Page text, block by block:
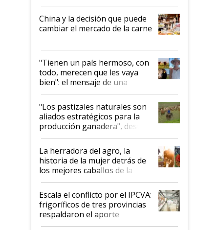
China y la decisión que puede
cambiar el mercado de la carne
"Tienen un país hermoso, con
todo, merecen que les vaya
bien": el mensaje de una
ganadera uruguaya sobre las
oportunidades que se abren
para el agro en Argentina, con
foco en la carne
"Los pastizales naturales son
aliados estratégicos para la
producción ganadera", destaca
la iniciativa que ya reúne a 46
establecimientos en Argentina
La herradora del agro, la
historia de la mujer detrás de
los mejores caballos de la
Argentina y los mitos que
todavía hacen sufrir a estos
animales: "Mientras me
descalificaban, yo seguí
haciendo currículum"
Escala el conflicto por el IPCVA:
frigoríficos de tres provincias
respaldaron el aporte
obligatorio